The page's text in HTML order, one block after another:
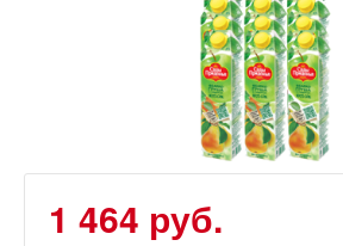
1 464 руб.